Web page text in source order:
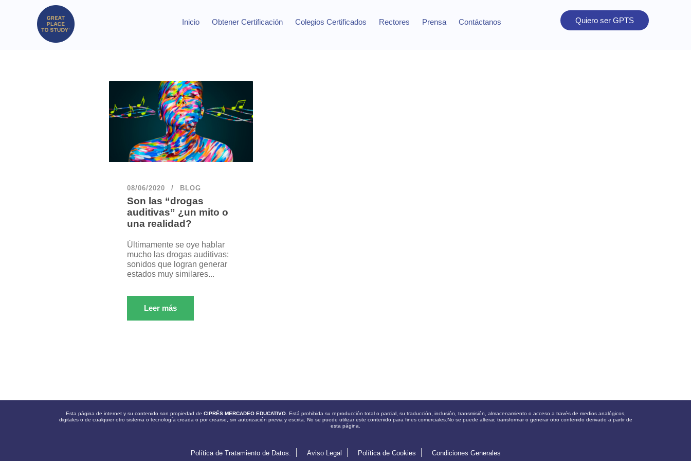
Inicio Obtener Certificación Colegios Certificados Rectores Prensa Contáctanos Quiero ser GPTS
08/06/2020 BLOG
Son las “drogas
auditivas” ¿un mito o
una realidad?
Últimamente se oye hablar
mucho las drogas auditivas:
sonidos que logran generar
estados muy similares...
Leer más
Esta página de internet y su contenido son propiedad de CIPRÉS MERCADEO EDUCATIVO. Está prohibida su reproducción total o parcial, su traducción, inclusión, transmisión, almacenamiento o acceso a través de medios analógicos,
digitales o de cualquier otro sistema o tecnología creada o por crearse, sin autorización previa y escrita. No se puede utilizar este contenido para fines comerciales.No se puede alterar, transformar o generar otro contenido derivado a partir de
esta página.
Política de Tratamiento de Datos. Aviso Legal Política de Cookies Condiciones Generales